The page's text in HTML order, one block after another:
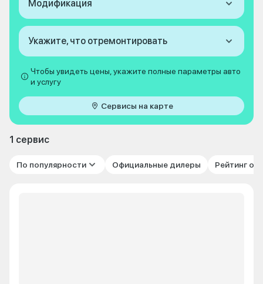
Модификация
Укажите, что отремонтировать
Чтобы увидеть цены, укажите полные параметры авто
и услугу
Сервисы на карте
1 сервис
По популярности Официальные дилеры Рейтинг